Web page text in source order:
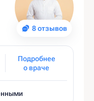
8 отзывов
Подробнее
о враче